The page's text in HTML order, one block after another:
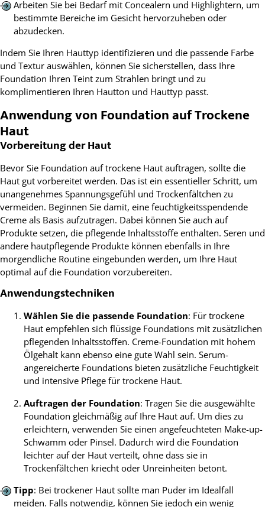
Arbeiten Sie bei Bedarf mit Concealern und Highlightern, um
bestimmte Bereiche im Gesicht hervorzuheben oder
abzudecken.
Indem Sie Ihren Hauttyp identifizieren und die passende Farbe
und Textur auswählen, können Sie sicherstellen, dass Ihre
Foundation Ihren Teint zum Strahlen bringt und zu
komplimentieren Ihren Hautton und Hauttyp passt.
Anwendung von Foundation auf Trockene
Haut
Vorbereitung der Haut
Bevor Sie Foundation auf trockene Haut auftragen, sollte die
Haut gut vorbereitet werden. Das ist ein essentieller Schritt, um
unangenehmes Spannungsgefühl und Trockenfältchen zu
vermeiden. Beginnen Sie damit, eine feuchtigkeitsspendende
Creme als Basis aufzutragen. Dabei können Sie auch auf
Produkte setzen, die pflegende Inhaltsstoffe enthalten. Seren und
andere hautpflegende Produkte können ebenfalls in Ihre
morgendliche Routine eingebunden werden, um Ihre Haut
optimal auf die Foundation vorzubereiten.
Anwendungstechniken
Wählen Sie die passende Foundation: Für trockene
Haut empfehlen sich flüssige Foundations mit zusätzlichen
pflegenden Inhaltsstoffen. Creme-Foundation mit hohem
Ölgehalt kann ebenso eine gute Wahl sein. Serum-
angereicherte Foundations bieten zusätzliche Feuchtigkeit
und intensive Pflege für trockene Haut.
Auftragen der Foundation: Tragen Sie die ausgewählte
Foundation gleichmäßig auf Ihre Haut auf. Um dies zu
erleichtern, verwenden Sie einen angefeuchteten Make-up-
Schwamm oder Pinsel. Dadurch wird die Foundation
leichter auf der Haut verteilt, ohne dass sie in
Trockenfältchen kriecht oder Unreinheiten betont.
Tipp: Bei trockener Haut sollte man Puder im Idealfall
meiden. Falls notwendig, können Sie jedoch ein wenig